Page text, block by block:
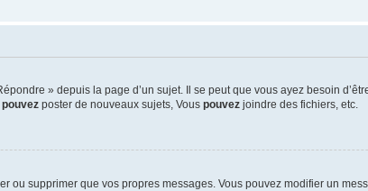
» depuis la page d’un sujet. Il se peut que vous ayez besoin
pouvez poster de nouveaux sujets, Vous pouvez joindre des fichiers, etc.
ou supprimer que vos propres messages. Vous pouvez modifier un